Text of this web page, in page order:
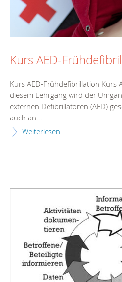
Kurs AED-
Kurs AED-Frühdefibrillation Kurs
diesem Lehrgang wird der
externen Defibrillatoren (AED)
auch an...
Weiterlesen